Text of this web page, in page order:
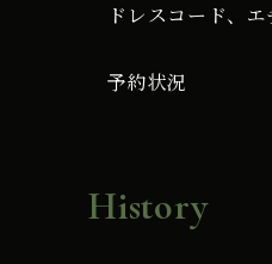
ドレスコード、
予約状況
History